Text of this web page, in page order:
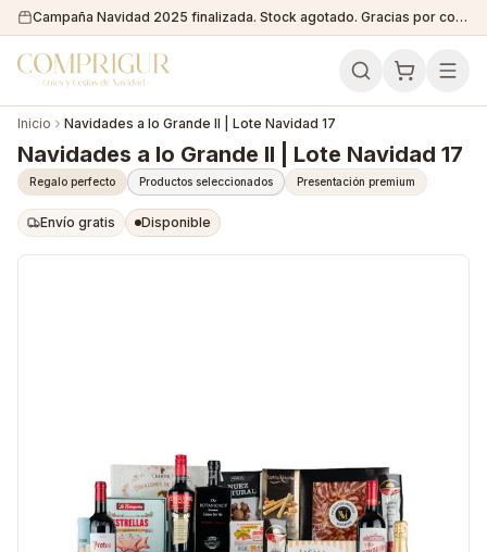
Campaña Navidad 2025 finalizada. Stock agotado. Gracias por confiar en nosotros!
Inicio Navidades a lo Grande II | Lote Navidad 17
Navidades a lo Grande II | Lote Navidad 17
Regalo perfecto Productos seleccionados Presentación premium
Envío gratis Disponible